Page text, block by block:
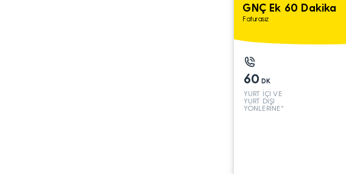
GNÇ Ek 60 Dakika
Faturasız
60 DK
YURT İÇİ VE
YURT DIŞI
YÖNLERİNE*